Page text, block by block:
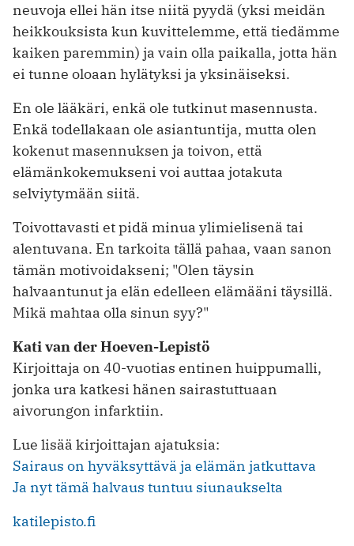
neuvoja ellei hän itse niitä pyydä (yksi meidän
heikkouksista kun kuvittelemme, että tiedämme
kaiken paremmin) ja vain olla paikalla, jotta hän
ei tunne oloaan hylätyksi ja yksinäiseksi.
En ole lääkäri, enkä ole tutkinut masennusta.
Enkä todellakaan ole asiantuntija, mutta olen
kokenut masennuksen ja toivon, että
elämänkokemukseni voi auttaa jotakuta
selviytymään siitä.
Toivottavasti et pidä minua ylimielisenä tai
alentuvana. En tarkoita tällä pahaa, vaan sanon
tämän motivoidakseni; "Olen täysin
halvaantunut ja elän edelleen elämääni täysillä.
Mikä mahtaa olla sinun syy?"
Kati van der Hoeven-Lepistö
Kirjoittaja on 40-vuotias entinen huippumalli,
jonka ura katkesi hänen sairastuttuaan
aivorungon infarktiin.
Lue lisää kirjoittajan ajatuksia:
Sairaus on hyväksyttävä ja elämän jatkuttava
Ja nyt tämä halvaus tuntuu siunaukselta
katilepisto.fi